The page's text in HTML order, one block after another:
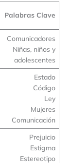
Palabras Clave
Comunicadores
Niñas, niños y
adolescentes
Estado
Código
Ley
Mujeres
Comunicación
Prejuicio
Estigma
Estereotipo